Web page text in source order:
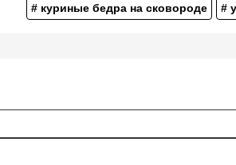
# куриные бедра на сковороде #